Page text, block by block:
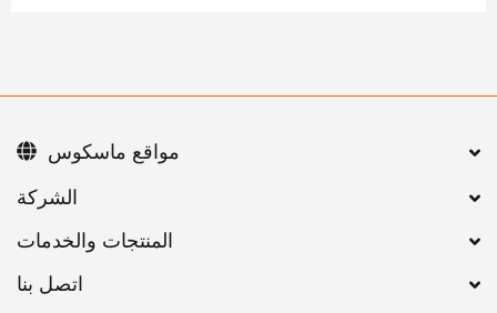
اتصل بنا
مواقع ماسكوس